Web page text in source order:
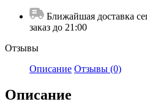
Ближайшая доставка
заказ до 21:00
Отзывы
Описание Отзывы (0)
Описание